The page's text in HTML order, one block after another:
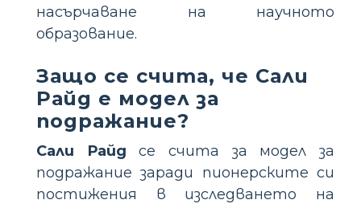
насърчаване на научното
образование.
Защо се счита, че Сали
Райд е модел за
подражание?
Сали Райд се счита за модел за
подражание заради пионерските си
постижения в изследването на